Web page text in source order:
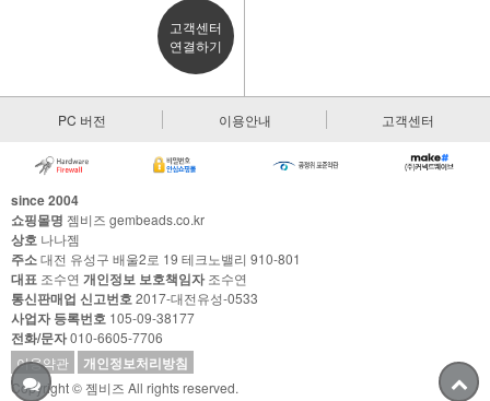
고객센터
연결하기
PC 버전 이용안내 고객센터
since 2004
쇼핑몰명 젬비즈 gembeads.co.kr
상호 나나젬
주소대전 유성구 배울2로 19 테크노밸리 910-801
대표 조수연 개인정보 보호책임자조수연
통신판매업 신고번호2017-대전유성-0533
사업자 등록번호 105-09-38177
전화/문자010-6605-7706
이용약관
개인정보처리방침
Copyright © 젬비즈 All rights reserved.